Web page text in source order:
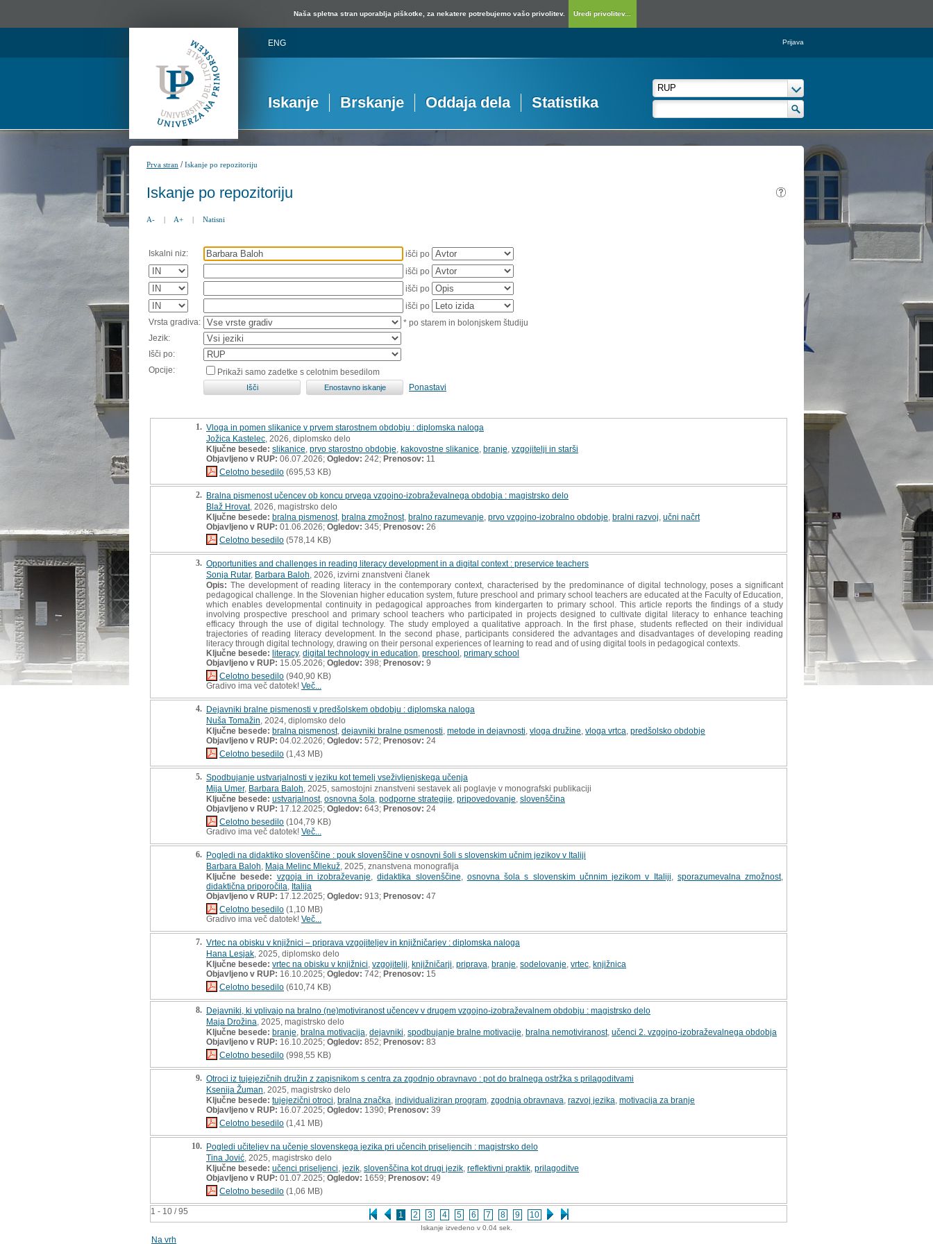
Naša spletna stran uporablja piškotke, za nekatere potrebujemo vašo privolitev. Uredi privolitev...
ENG Prijava
Iskanje Brskanje Oddaja dela Statistika
Prva stran /Iskanje po repozitoriju
Iskanje po repozitoriju
A- | A+ | Natisni
Iskalni niz:
išči po
išči po
išči po
išči po
Vrsta gradiva:
* po starem in bolonjskem študiju
Jezik:
Išči po:
Opcije:
Prikaži samo zadetke s celotnim besedilom
Ponastavi
1 - 10 / 95 1 2 3 4 5 6 7 8 9 10
1. Vloga in pomen slikanice v prvem starostnem obdobju : diplomska naloga
Jožica Kastelec , 2026, diplomsko delo
Ključne besede: slikanice prvo starostno obdobje kakovostne slikanice branje vzgojitelji in starši
Objavljeno v RUP: 06.07.2026; Ogledov: 242; Prenosov: 11
Celotno besedilo (695,53 KB)
2. Bralna pismenost učencev ob koncu prvega vzgojno-izobraževalnega obdobja : magistrsko delo
Blaž Hrovat, 2026, magistrsko delo
Ključne besede: bralna pismenost, bralna zmožnost, bralno razumevanje prvo vzgojno-izobralno obdobje bralni razvoj učni načrt
Objavljeno v RUP: 01.06.2026; Ogledov: 345; Prenosov: 26
Celotno besedilo (578,14 KB)
3. Opportunities and challenges in reading literacy development in a digital context : preservice teachers
Sonja Rutar, Barbara Baloh , 2026, izvirni znanstveni članek
Opis: The development of reading literacy in the contemporary context, characterised by the predominance of digital technology, poses a significant
pedagogical challenge. In the Slovenian higher education system, future preschool and primary school teachers are educated at the Faculty of Education,
which enables developmental continuity in pedagogical approaches from kindergarten to primary school. This article reports the findings of a study
involving prospective preschool and primary school teachers who participated in projects designed to cultivate digital literacy to enhance teaching
efficacy through the use of digital technology. The study employed a qualitative approach. In the first phase, students reflected on their individual
trajectories of reading literacy development. In the second phase, participants considered the advantages and disadvantages of developing reading
literacy through digital technology, drawing on their personal experiences of learning to read and of using digital tools in pedagogical contexts.
Ključne besede: literacy, digital technology in education preschool primary school
Objavljeno v RUP: 15.05.2026; Ogledov: 398; Prenosov: 9
Celotno besedilo (940,90 KB)
Gradivo ima več datotek! Več...
4. Dejavniki bralne pismenosti v predšolskem obdobju : diplomska naloga
Nuša Tomažin , 2024, diplomsko delo
Ključne besede: bralna pismenost, dejavniki bralne psmenosti metode in dejavnosti vloga družine vloga vrtca predšolsko obdobje
Objavljeno v RUP: 04.02.2026; Ogledov: 572; Prenosov: 24
Celotno besedilo (1,43 MB)
5. Spodbujanje ustvarjalnosti v jeziku kot temelj vseživljenjskega učenja
Mija Umer, Barbara Baloh , 2025, samostojni znanstveni sestavek ali poglavje v monografski publikaciji
Ključne besede: ustvarjalnost, osnovna šola podporne strategije pripovedovanje slovenščina
Objavljeno v RUP: 17.12.2025; Ogledov: 643; Prenosov: 24
Celotno besedilo (104,79 KB)
Gradivo ima več datotek! Več...
6. Pogledi na didaktiko slovenščine : pouk slovenščine v osnovni šoli s slovenskim učnim jezikov v Italiji
Barbara Baloh Maja Melinc Mlekuž , 2025, znanstvena monografija
Ključne besede: vzgoja in izobraževanje ,didaktika slovenščine osnovna šola s slovenskim učnnim jezikom v Italiji sporazumevalna zmožnost,
didaktična priporočila Italija
Objavljeno v RUP: 17.12.2025; Ogledov: 913; Prenosov: 47
Celotno besedilo (1,10 MB)
Gradivo ima več datotek! Več...
7. Vrtec na obisku v knjižnici – priprava vzgojiteljev in knjižničarjev : diplomska naloga
Hana Lesjak , 2025, diplomsko delo
Ključne besede: vrtec na obisku v knjižnici vzgojitelji knjižničarji priprava branje sodelovanje vrtec knjižnica
Objavljeno v RUP: 16.10.2025; Ogledov: 742; Prenosov: 15
Celotno besedilo (610,74 KB)
8. Dejavniki, ki vplivajo na bralno (ne)motiviranost učencev v drugem vzgojno-izobraževalnem obdobju : magistrsko delo
Maja Drožina , 2025, magistrsko delo
Ključne besede: branje bralna motivacija dejavniki spodbujanje bralne motivacije bralna nemotiviranost, učenci 2. vzgojno-izobraževalnega obdobja
Objavljeno v RUP: 16.10.2025; Ogledov: 852; Prenosov: 83
Celotno besedilo (998,55 KB)
9. Otroci iz tujejezičnih družin z zapisnikom s centra za zgodnjo obravnavo : pot do bralnega ostržka s prilagoditvami
Ksenija Žuman , 2025, magistrsko delo
Ključne besede: tujejezični otroci bralna značka individualiziran program zgodnja obravnava razvoj jezika motivacija za branje
Objavljeno v RUP: 16.07.2025; Ogledov: 1390; Prenosov: 39
Celotno besedilo (1,41 MB)
10. Pogledi učiteljev na učenje slovenskega jezika pri učencih priseljencih : magistrsko delo
Tina Jović , 2025, magistrsko delo
Ključne besede: učenci priseljenci jezik slovenščina kot drugi jezik reflektivni praktik prilagoditve
Objavljeno v RUP: 01.07.2025; Ogledov: 1659; Prenosov: 49
Celotno besedilo (1,06 MB)
Iskanje izvedeno v 0.04 sek.
Na vrh